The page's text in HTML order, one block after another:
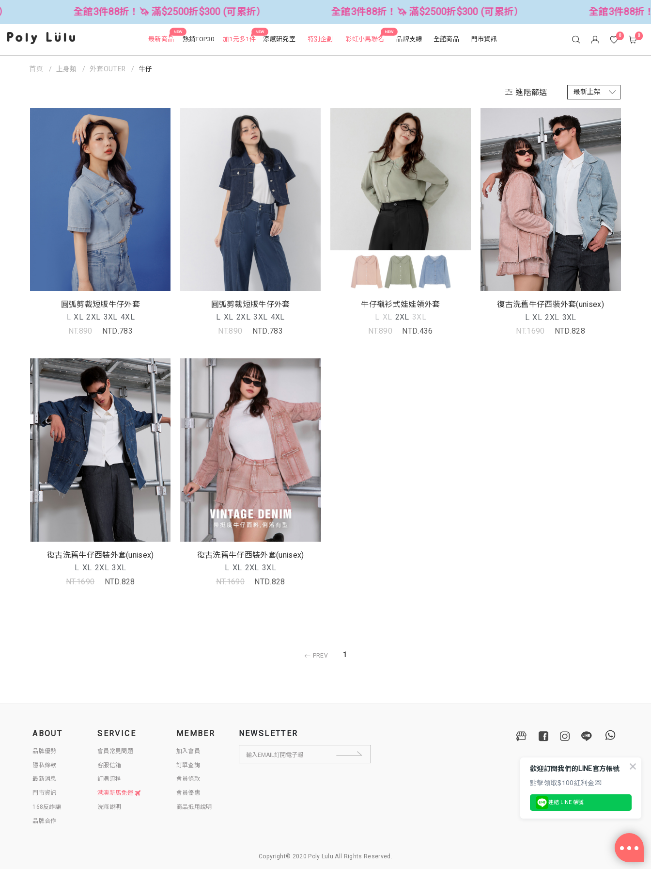
全館3件88折！🦄 滿$2500折$300 (可累折） 全館3件88折！🦄 滿$2500折$300 (可累折） 全館3件88折！🦄
NEW
最新商品 熱銷TOP30
NEW
加1元多1件 涼感研究室 特別企劃
NEW
彩虹小馬聯名 品牌支線 全館商品 門市資訊 0 0
首頁 上身類 外套OUTER 牛仔
進階篩選
圓弧剪裁短版牛仔外套
L XL 2XL 3XL 4XL
NT.890
NTD.783
圓弧剪裁短版牛仔外套
L XL 2XL 3XL 4XL
NT.890
NTD.783
牛仔襯衫式娃娃領外套
L XL 2XL 3XL
NT.890
NTD.436
復古洗舊牛仔西裝外套(unisex)
L XL 2XL 3XL
NT.1690
NTD.828
復古洗舊牛仔西裝外套(unisex)
L XL 2XL 3XL
NT.1690
NTD.828
復古洗舊牛仔西裝外套(unisex)
L XL 2XL 3XL
NT.1690
NTD.828
PREV 1
ABOUT
品牌優勢
隱私條款
最新消息
門市資訊
168反詐騙
品牌合作
SERVICE
會員常見問題
客服信箱
訂購流程
港澳新馬免運
洗滌說明
MEMBER
加入會員
訂單查詢
會員條款
會員優惠
商品抵用說明
NEWSLETTER
Copyright© 2020 Poly Lulu All Rights Reserved.
歡迎訂閱我們的LINE官方帳號
點擊領取$100紅利金💌
連結 LINE 帳號